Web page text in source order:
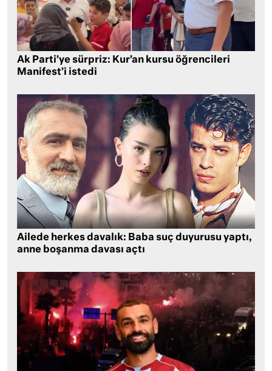
Ak Parti’ye sürpriz: Kur’an kursu öğrencileri
Manifest’i istedi
Ailede herkes davalık: Baba suç duyurusu yaptı,
anne boşanma davası açtı